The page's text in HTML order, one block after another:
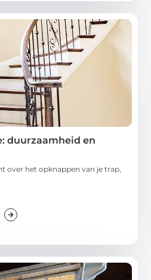
duurzaamheid en
over het opknappen van je trap,